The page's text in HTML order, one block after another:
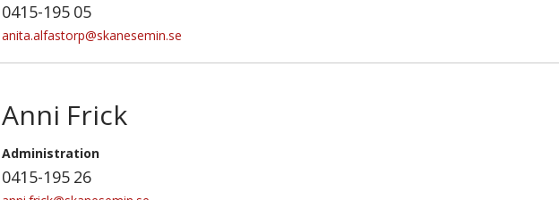
0415-195 05
anita.alfastorp@skanesemin.se
Anni Frick
Administration
0415-195 26